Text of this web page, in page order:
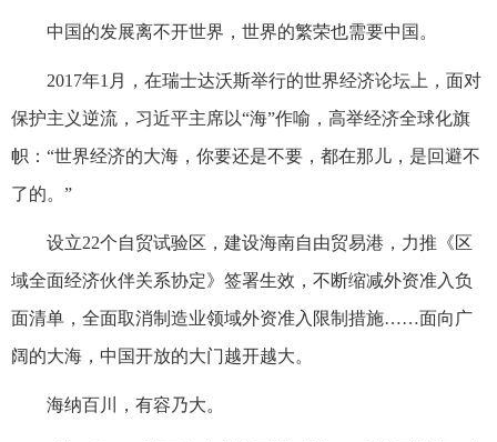
中国的发展离不开世界，世界的繁荣也需要中国。
2017年1月，在瑞士达沃斯举行的世界经济论坛上，面对
保护主义逆流，习近平主席以“海”作喻，高举经济全球化旗
帜：“世界经济的大海，你要还是不要，都在那儿，是回避不
了的。”
设立22个自贸试验区，建设海南自由贸易港，力推《区
域全面经济伙伴关系协定》签署生效，不断缩减外资准入负
面清单，全面取消制造业领域外资准入限制措施……面向广
阔的大海，中国开放的大门越开越大。
海纳百川，有容乃大。